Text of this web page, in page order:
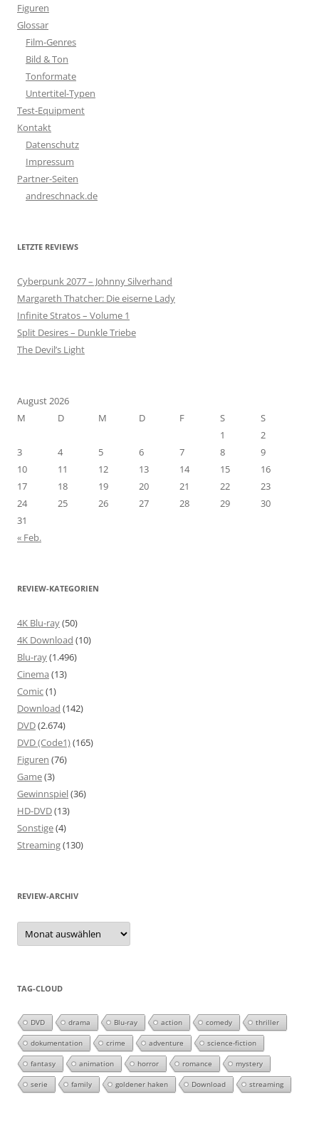
Figuren
Glossar
Film-Genres
Bild & Ton
Tonformate
Untertitel-Typen
Test-Equipment
Kontakt
Datenschutz
Impressum
Partner-Seiten
andreschnack.de
LETZTE REVIEWS
Cyberpunk 2077 – Johnny Silverhand
Margareth Thatcher: Die eiserne Lady
Infinite Stratos – Volume 1
Split Desires – Dunkle Triebe
The Devil’s Light
August 2026
M
D M D F S
S
1
2
3
4 5 6 7 8
9
10
11 12 13 14 15
16
17
18 19 20 21 22
23
24
25 26 27 28 29
30
31
« Feb.
REVIEW-KATEGORIEN
4K Blu-ray(50)
4K Download (10)
Blu-ray(1.496)
Cinema (13)
Comic(1)
Download (142)
DVD(2.674)
DVD (Code1)(165)
Figuren (76)
Game(3)
Gewinnspiel(36)
HD-DVD(13)
Sonstige(4)
Streaming(130)
REVIEW-ARCHIV
Review-
Archiv
TAG-CLOUD
DVD drama Blu-ray action comedy thriller
dokumentation crime adventure science-fiction
fantasy animation horror romance mystery
serie family goldener haken Download streaming